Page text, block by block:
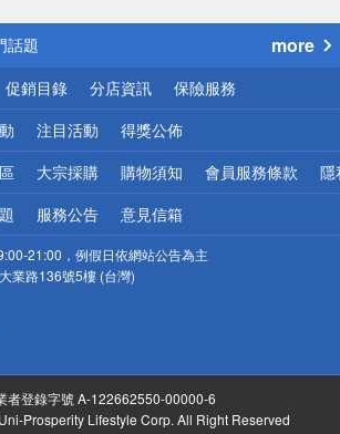
公告
話題
優惠
地區配送
網頁！請小心！
more
促銷目錄 分店資訊 保險服務
注目活動 得獎公佈
大宗採購 購物須知 會員服務條款 隱
服務公告 意見信箱
21:00，例假日依網站公告為主
業路136號5樓 (台灣)
者登錄字號 A-122662550-00000-6
Prosperity Lifestyle Corp. All Right Reserved